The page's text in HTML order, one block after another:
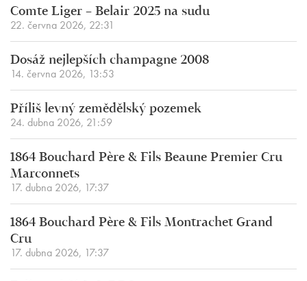
Comte Liger – Belair 2025 na sudu
22. června 2026, 22:31
Dosáž nejlepších champagne 2008
14. června 2026, 13:53
Příliš levný zemědělský pozemek
24. dubna 2026, 21:59
1864 Bouchard Père & Fils Beaune Premier Cru
Marconnets
17. dubna 2026, 17:37
1864 Bouchard Père & Fils Montrachet Grand
Cru
17. dubna 2026, 17:37